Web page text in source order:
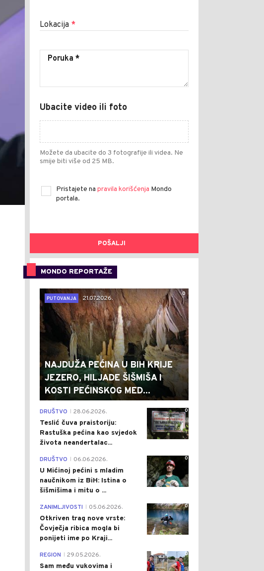
Lokacija *
Ubacite video ili foto
Možete da ubacite do 3 fotografije ili videa. Ne
smije biti više od 25 MB.
Pristajete na pravila korišćenja Mondo
portala.
POŠALJI
MONDO REPORTAŽE
0
PUTOVANJA
21.07.2026.
NAJDUŽA PEĆINA U BIH KRIJE
JEZERO, HILJADE ŠIŠMIŠA I
KOSTI PEĆINSKOG MED...
0
DRUŠTVO 28.06.2026.
Teslić čuva praistoriju:
Rastuška pećina kao svjedok
života neandertalac...
0
DRUŠTVO 06.06.2026.
U Mićinoj pećini s mladim
naučnikom iz BiH: Istina o
šišmišima i mitu o ...
0
ZANIMLJIVOSTI 05.06.2026.
Otkriven trag nove vrste:
Čovječja ribica mogla bi
ponijeti ime po Kraji...
0
REGION 29.05.2026.
Sam među vukovima i